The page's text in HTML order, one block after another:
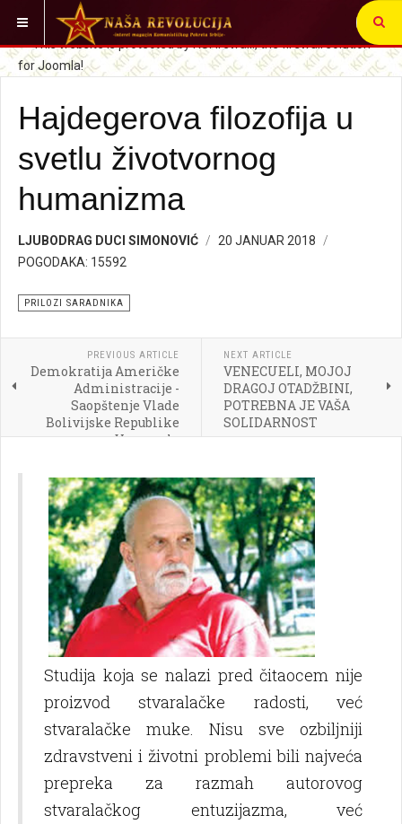
VI STE OVDE: PRILOZI SARADNIKA
Hajdegerova filozofija u
svetlu životvornog
humanizma
LJUBODRAG DUCI SIMONOVIĆ
20 JANUAR 2018
POGODAKA: 15592
PRILOZI SARADNIKA
PREVIOUS ARTICLE
Demokratija Američke
Administracije -
Saopštenje Vlade
Bolivijske Republike
Venecuele
NEXT ARTICLE
VENECUELI, MOJOJ
DRAGOJ OTADŽBINI,
POTREBNA JE VAŠA
SOLIDARNOST
Studija koja se nalazi pred čitaocem nije
proizvod stvaralačke radosti, već
stvaralačke muke. Nisu sve ozbilјniji
zdravstveni i životni problemi bili najveća
prepreka za razmah autorovog
stvaralačkog entuzijazma, već